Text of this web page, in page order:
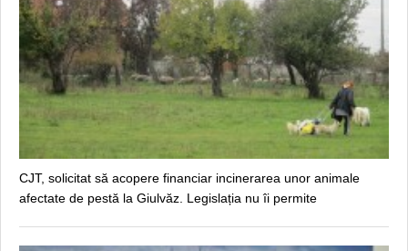
CJT, solicitat să acopere financiar incinerarea unor animale
afectate de pestă la Giulvăz. Legislația nu îi permite